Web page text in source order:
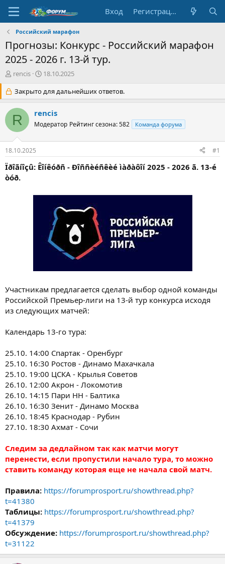
Вход Регистрация
Российский марафон
Прогнозы: Конкурс - Российский марафон
2025 - 2026 г. 13-й тур.
А
т
о
р
т
е
м
rencis
Д
т
а
а
ч
а
18.10.2025
Закрыто для дальнейших ответов.
R rencis
Модератор Рейтинг сезона: 582 Команда форума
18.10.2025 #1
Ïðîãíîçû: Êîíêóðñ - Ðîññèéñêèé ìàðàôîí 2025 - 2026 ã. 13-é
òóð.
Участникам предлагается сделать выбор одной команды
Российской Премьер-лиги на 13-й тур конкурса исходя
из следующих матчей:
Календарь 13-го тура:
25.10. 14:00 Спартак - Оренбург
25.10. 16:30 Ростов - Динамо Махачкала
25.10. 19:00 ЦСКА - Крылья Советов
26.10. 12:00 Акрон - Локомотив
26.10. 14:15 Пари НН - Балтика
26.10. 16:30 Зенит - Динамо Москва
26.10. 18:45 Краснодар - Рубин
27.10. 18:30 Ахмат - Сочи
Следим за дедлайном так как матчи могут
перенести, если пропустили начало тура, то можно
ставить команду которая еще не начала свой матч.
Правила: https://forumprosport.ru/showthread.php?
t=41380
Таблицы: https://forumprosport.ru/showthread.php?
t=41379
Обсуждение: https://forumprosport.ru/showthread.php?
t=31122